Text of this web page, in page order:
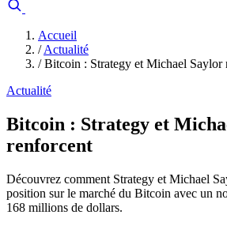
Accueil
/ Actualité
/ Bitcoin : Strategy et Michael Saylor
Actualité
Bitcoin : Strategy et
renforcent
Découvrez comment Strategy et Michael
position sur le marché du Bitcoin avec un
168 millions de dollars.